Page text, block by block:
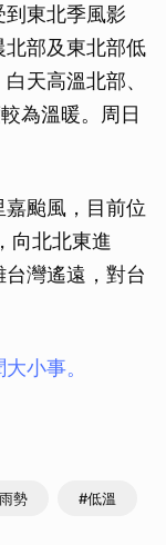
東北季風影
部及東北部低
天高溫北部、
為溫暖。周日
颱風，目前位
向北北東進
灣遙遠，對台
小事。
勢 #低溫